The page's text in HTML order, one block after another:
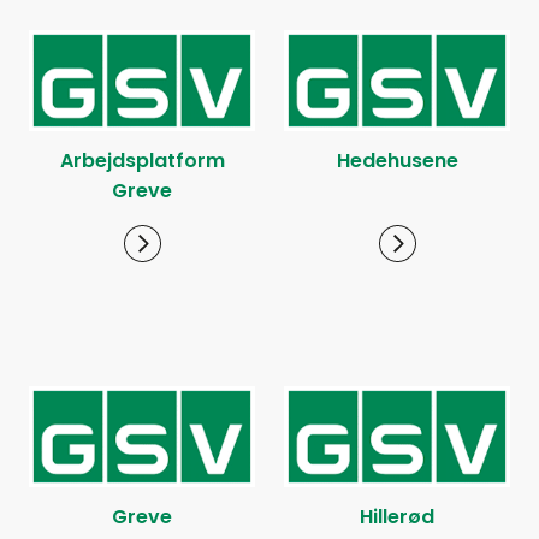
Arbejdsplatform
Greve
Hedehusene
Greve Hillerød